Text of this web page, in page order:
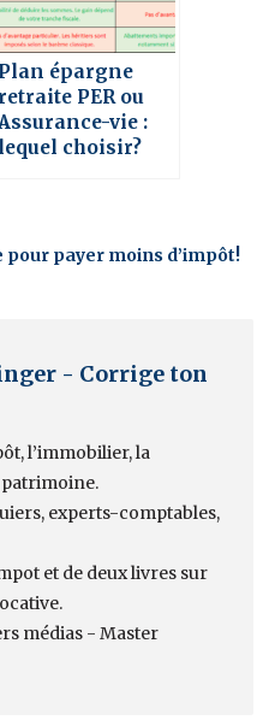
Plan épargne
retraite PER ou
vie :
lequel choisir?
pour payer moins d’impôt!
- Corrige ton
l’immobilier, la
patrimoine.
experts-comptables,
et de deux livres sur
médias - Master